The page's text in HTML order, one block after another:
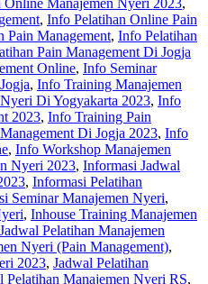
, Info Pelatihan Online Pain
Pain Management, Info Pelatihan
Pain Management Di Jogja
Online, Info Seminar
, Info Training Manajemen
Di Yogyakarta 2023, Info
2023, Info Training Pain
Di Jogja 2023, Info
, Info Workshop Manajemen
Nyeri 2023, Informasi Jadwal
, Informasi Pelatihan
Seminar Manajemen Nyeri,
, Inhouse Training Manajemen
Jadwal Pelatihan Manajemen
Nyeri (Pain Management),
2023, Jadwal Pelatihan
Pelatihan Manajemen Nyeri RS,